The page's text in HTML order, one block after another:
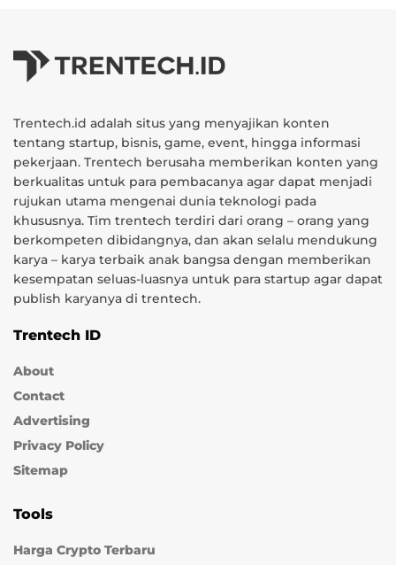
Trentech.id adalah situs yang menyajikan konten
tentang startup, bisnis, game, event, hingga informasi
pekerjaan. Trentech berusaha memberikan konten yang
berkualitas untuk para pembacanya agar dapat menjadi
rujukan utama mengenai dunia teknologi pada
khususnya. Tim trentech terdiri dari orang – orang yang
berkompeten dibidangnya, dan akan selalu mendukung
karya – karya terbaik anak bangsa dengan memberikan
kesempatan seluas-luasnya untuk para startup agar dapat
publish karyanya di trentech.
Trentech ID
About
Contact
Advertising
Privacy Policy
Sitemap
Tools
Harga Crypto Terbaru